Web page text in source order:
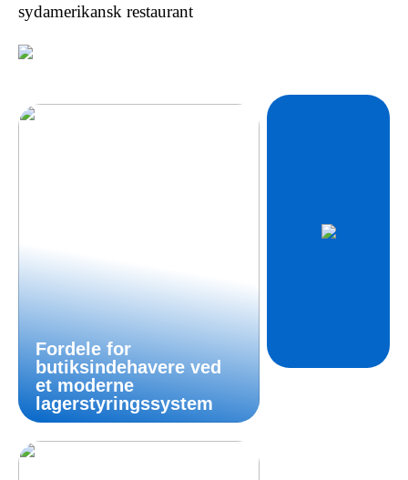
sydamerikansk restaurant
Fordele for
butiksindehavere ved
et moderne
lagerstyringssystem